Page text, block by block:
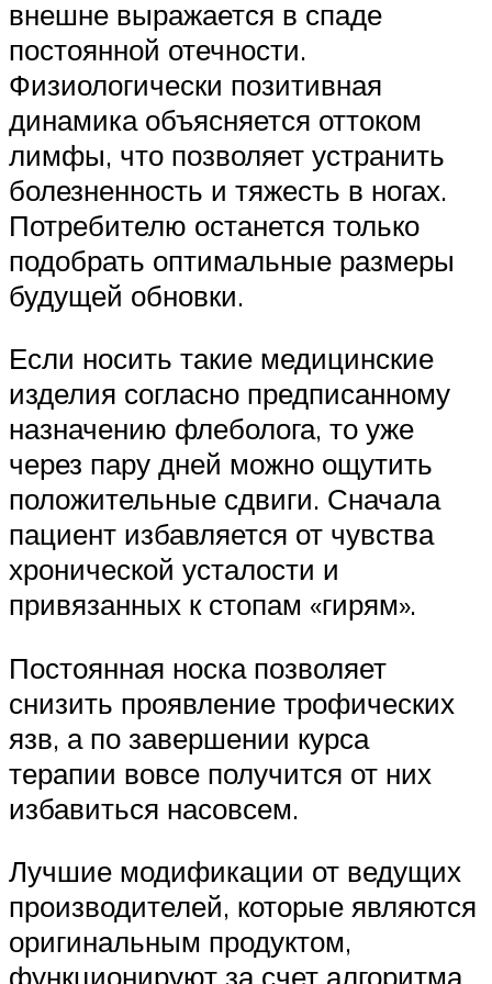
внешне выражается в спаде
постоянной отечности.
Физиологически позитивная
динамика объясняется оттоком
лимфы, что позволяет устранить
болезненность и тяжесть в ногах.
Потребителю останется только
подобрать оптимальные размеры
будущей обновки.
Если носить такие медицинские
изделия согласно предписанному
назначению флеболога, то уже
через пару дней можно ощутить
положительные сдвиги. Сначала
пациент избавляется от чувства
хронической усталости и
привязанных к стопам «гирям».
Постоянная носка позволяет
снизить проявление трофических
язв, а по завершении курса
терапии вовсе получится от них
избавиться насовсем.
Лучшие модификации от ведущих
производителей, которые являются
оригинальным продуктом,
функционируют за счет алгоритма